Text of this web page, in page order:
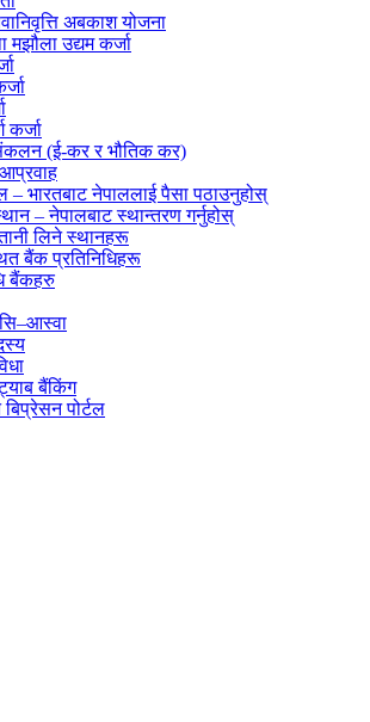
अबकाश योजना
मझौला उद्यम कर्जा
कर्जा
(ई-कर र भौतिक कर)
– भारतबाट नेपाललाई पैसा पठाउनुहोस्
– नेपालबाट स्थान्तरण गर्नुहोस्
लिने स्थानहरू
बैंक प्रतिनिधिहरू
बैंकहरु
बैंकिंग
पोर्टल